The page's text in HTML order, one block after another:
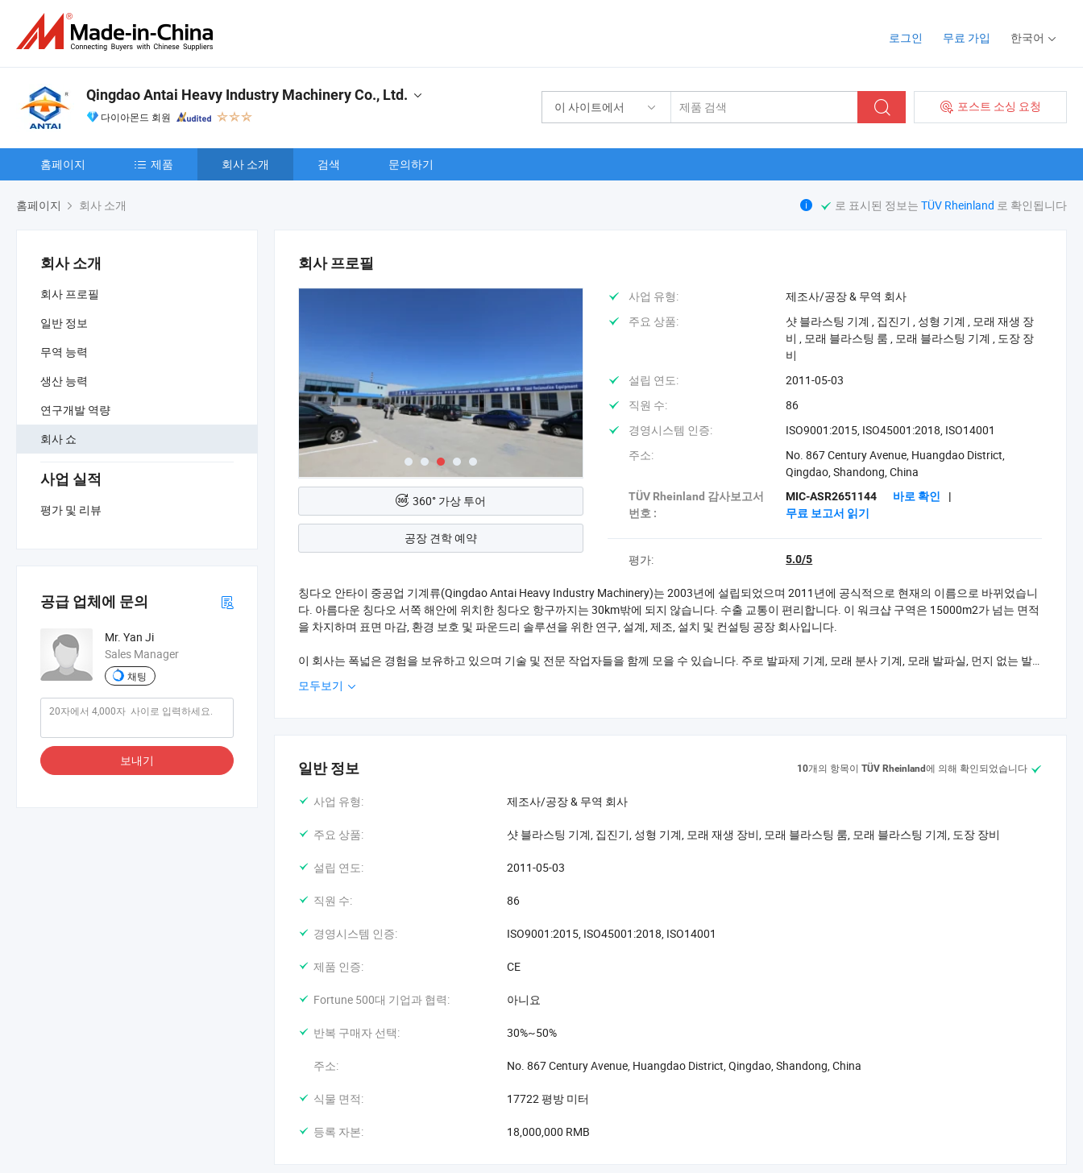
로그인 무료 가입 한국어
이 사이트에서 포스트 소싱 요청
Qingdao Antai Heavy Industry Machinery Co., Ltd.
다이아몬드 회원
홈페이지 제품 회사 소개 검색 문의하기
로 표시된 정보는 TÜV Rheinland 로 확인됩니다
홈페이지 회사 소개
회사 소개
회사 프로필
일반 정보
무역 능력
생산 능력
연구개발 역량
회사 쇼
사업 실적
평가 및 리뷰
공급 업체에 문의
Mr. Yan Ji
Sales Manager
채팅
보내기
회사 프로필
360° 가상 투어
공장 견학 예약
사업 유형:
제조사/공장 & 무역 회사
주요 상품:
‪샷 블라스팅 기계‬ , ‪집진기‬ , ‪성형 기계‬ , ‪모래 재생 장
비‬ , ‪모래 블라스팅 룸‬ , ‪모래 블라스팅 기계‬ , ‪도장 장
비‬
설립 연도:
2011-05-03
직원 수:
86
경영시스템 인증:
ISO9001:2015, ISO45001:2018, ISO14001
주소:
No. 867 Century Avenue, Huangdao District,
Qingdao, Shandong, China
TÜV Rheinland 감사보고서
번호 :
MIC-ASR2651144 바로 확인
|
무료 보고서 읽기
평가: 5.0/5
칭다오 안타이 중공업 기계류(Qingdao Antai Heavy Industry Machinery)는 2003년에 설립되었으며 2011년에 공식적으로 현재의 이름으로 바뀌었습니
다. 아름다운 칭다오 서쪽 해안에 위치한 칭다오 항구까지는 30km밖에 되지 않습니다. 수출 교통이 편리합니다. 이 워크샵 구역은 15000m2가 넘는 면적
을 차지하며 표면 마감, 환경 보호 및 파운드리 솔루션을 위한 연구, 설계, 제조, 설치 및 컨설팅 공장 회사입니다.
이 회사는 폭넓은 경험을 보유하고 있으며 기술 및 전문 작업자들을 함께 모을 수 있습니다. 주로 발파제 기계, 모래 분사 기계, 모래 발파실, 먼지 없는 발
파, 모래 재생 장비 등을 생산합니다. 성형 장비, 먼지 받이. 칭다오 안타이는 고객의 특정 요구에 따라 비표준 설계 및 제조를 제공하는 데 강합니다.
ABB 모터, 새 기어박스, Mitsubishi/Omron/Siemens 전동 부품, SMC 실린더, SKF 및 NSK 베어링, ASCO 펄스 밸브 등 국제 브랜드 공급업체와 장기적인
파트너십을 체결했습니다. 고품질 제품, 경쟁력 있는 가격, 세심한 서비스를 통해 우리 제품은 국내 시장에서 널리 판매되고 독일, 러시아, 호주, 인도, 태
국, 스리랑카, 인도네시아 등
. 우리는 항상 "정직은 최고의 판매이며, 개인화된 서비스는 최종 생산물입니다. 고객 만족도는 기업 개발의 가장 큰 원동력이 됩니다. "각 고객을 위해 별
도로 제출하는 완벽한 품질 관리 시스템과 네트워크 정보 피드백 시스템을 구축하여 고객에게 최대한의 배려와 사려, 효율적이고 유연한 풀 서비스를 제
공하는 것을 목표로 합니다.
우리는 귀사와 귀사의 진지한 협력을 기대합니다!
모두보기
일반 정보 10개의 항목이 TÜV Rheinland에 의해 확인되었습니다
사업 유형: 제조사/공장 & 무역 회사
주요 상품: 샷 블라스팅 기계, 집진기, 성형 기계, 모래 재생 장비, 모래 블라스팅 룸, 모래 블라스팅 기계, 도장 장비
설립 연도: 2011-05-03
직원 수: 86
경영시스템 인증: ISO9001:2015, ISO45001:2018, ISO14001
제품 인증: CE
Fortune 500대 기업과 협력: 아니요
반복 구매자 선택: 30%~50%
주소: No. 867 Century Avenue, Huangdao District, Qingdao, Shandong, China
식물 면적: 17722 평방 미터
등록 자본: 18,000,000 RMB